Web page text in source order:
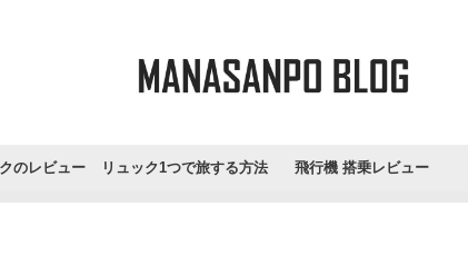
のレビュー リュック1つで旅する方法 飛行機 搭乗レビュー